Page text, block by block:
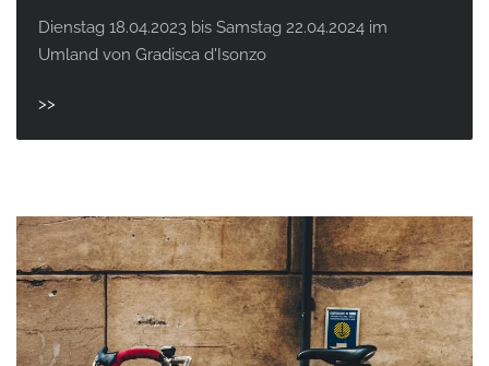
Dienstag 18.04.2023 bis Samstag 22.04.2024 im
Umland von Gradisca d'Isonzo
>>